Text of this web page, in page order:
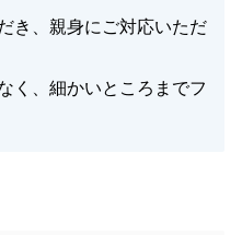
き、親身にご対応いただ
く、細かいところまでフ